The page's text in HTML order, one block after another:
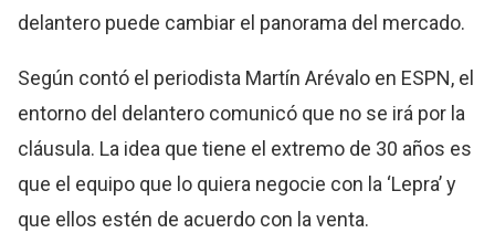
delantero puede cambiar el panorama del mercado.
Según contó el periodista Martín Arévalo en ESPN, el
entorno del delantero comunicó que no se irá por la
cláusula. La idea que tiene el extremo de 30 años es
que el equipo que lo quiera negocie con la ‘Lepra’ y
que ellos estén de acuerdo con la venta.